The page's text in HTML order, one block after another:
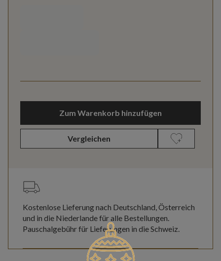
Zum Warenkorb hinzufügen
Vergleichen
Kostenlose Lieferung nach Deutschland, Österreich
und in die Niederlande für alle Bestellungen.
Pauschalgebühr für Lieferungen in die Schweiz.